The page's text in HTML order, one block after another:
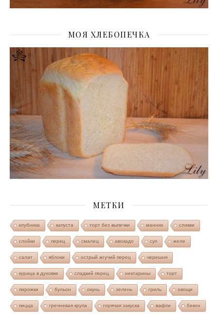
МОЯ ХЛЕБОПЕЧКА
МЕТКИ
клубника капуста торт без выпечки манник сливки
слойки перец смалец авокадо суп желе
салат яблоки острый жгучий перец черешня
курица в духовке сладкий перец нектарины торт
пирожки бульон окунь зелень гриль овощи
пицца гречневая крупа горячая закуска вафли бекон